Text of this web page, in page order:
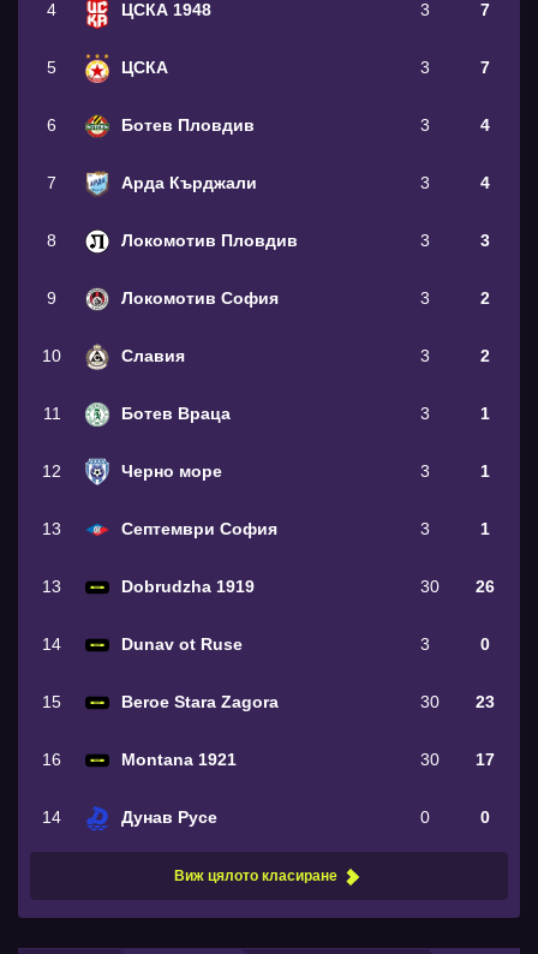
4 ЦСКА 1948 3 7
5 ЦСКА 3 7
6 Ботев Пловдив 3 4
7 Арда Кърджали 3 4
8 Локомотив Пловдив 3 3
9 Локомотив София 3 2
10 Славия 3 2
11 Ботев Враца 3 1
12 Черно море 3 1
13 Септември София 3 1
13 Dobrudzha 1919 30 26
14 Dunav ot Ruse 3 0
15 Beroe Stara Zagora 30 23
16 Montana 1921 30 17
14 Дунав Русе 0 0
Виж цялото класиране